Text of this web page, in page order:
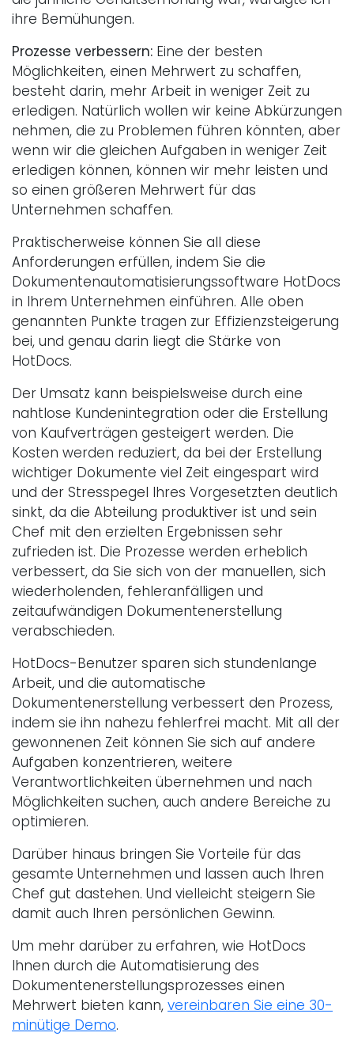
ihre Bemühungen.
Prozesse verbessern: Eine der besten
Möglichkeiten, einen Mehrwert zu schaffen,
besteht darin, mehr Arbeit in weniger Zeit zu
erledigen. Natürlich wollen wir keine Abkürzungen
nehmen, die zu Problemen führen könnten, aber
wenn wir die gleichen Aufgaben in weniger Zeit
erledigen können, können wir mehr leisten und
so einen größeren Mehrwert für das
Unternehmen schaffen.
Praktischerweise können Sie all diese
Anforderungen erfüllen, indem Sie die
Dokumentenautomatisierungssoftware HotDocs
in Ihrem Unternehmen einführen. Alle oben
genannten Punkte tragen zur Effizienzsteigerung
bei, und genau darin liegt die Stärke von
HotDocs.
Der Umsatz kann beispielsweise durch eine
nahtlose Kundenintegration oder die Erstellung
von Kaufverträgen gesteigert werden. Die
Kosten werden reduziert, da bei der Erstellung
wichtiger Dokumente viel Zeit eingespart wird
und der Stresspegel Ihres Vorgesetzten deutlich
sinkt, da die Abteilung produktiver ist und sein
Chef mit den erzielten Ergebnissen sehr
zufrieden ist. Die Prozesse werden erheblich
verbessert, da Sie sich von der manuellen, sich
wiederholenden, fehleranfälligen und
zeitaufwändigen Dokumentenerstellung
verabschieden.
HotDocs-Benutzer sparen sich stundenlange
Arbeit, und die automatische
Dokumentenerstellung verbessert den Prozess,
indem sie ihn nahezu fehlerfrei macht. Mit all der
gewonnenen Zeit können Sie sich auf andere
Aufgaben konzentrieren, weitere
Verantwortlichkeiten übernehmen und nach
Möglichkeiten suchen, auch andere Bereiche zu
optimieren.
Darüber hinaus bringen Sie Vorteile für das
gesamte Unternehmen und lassen auch Ihren
Chef gut dastehen. Und vielleicht steigern Sie
damit auch Ihren persönlichen Gewinn.
Um mehr darüber zu erfahren, wie HotDocs
Ihnen durch die Automatisierung des
Dokumentenerstellungsprozesses einen
Mehrwert bieten kann, vereinbaren Sie eine 30-
minütige Demo.